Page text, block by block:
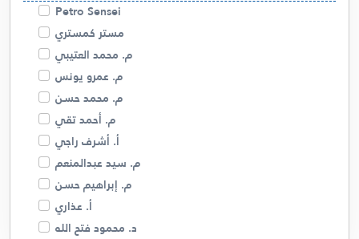
Petro Sensei
مستر كمستري
م. محمد العتيبي
م. عمرو يونس
م. محمد حسن
م. أحمد تقي
أ. أشرف راجي
م. سيد عبدالمنعم
م. إبراهيم حسن
أ. عذاري
د. محمود فتح الله